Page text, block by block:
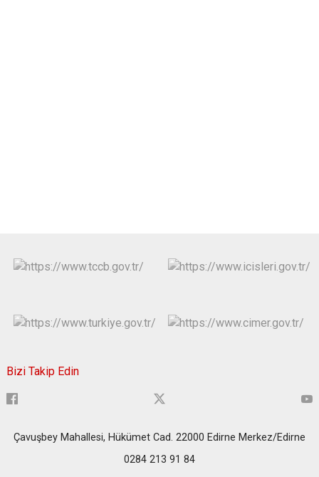
Bizi Takip Edin
Çavuşbey Mahallesi, Hükümet Cad. 22000 Edirne Merkez/Edirne
0284 213 91 84